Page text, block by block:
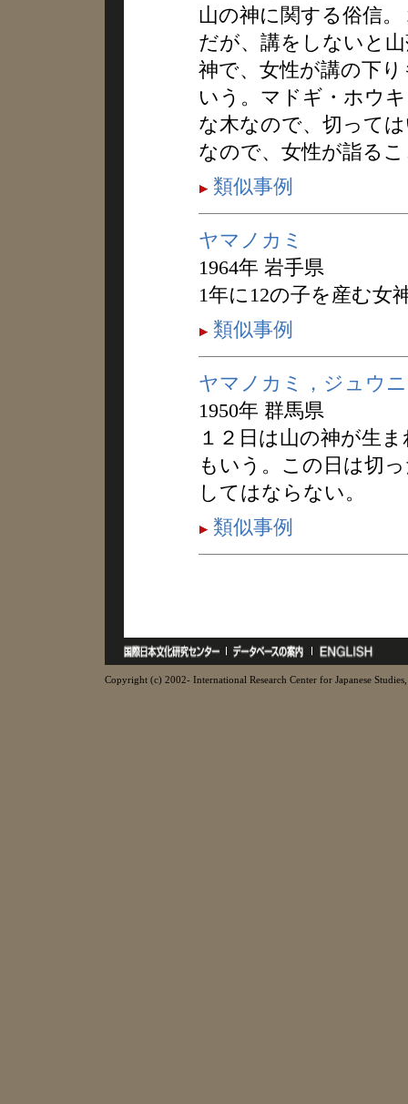
山の神に関する俗信
だが、講をしないと
神で、女性が講の下
いう。マドギ・ホウ
な木なので、切って
なので、女性が詣る
類似事例
ヤマノカミ
1964年 岩手県
1年に12の子を産む女
類似事例
ヤマノカミ，ジュウ
1950年 群馬県
１２日は山の神が生
もいう。この日は切
してはならない。
類似事例
Copyright (c) 2002- International Research Center for Japanese